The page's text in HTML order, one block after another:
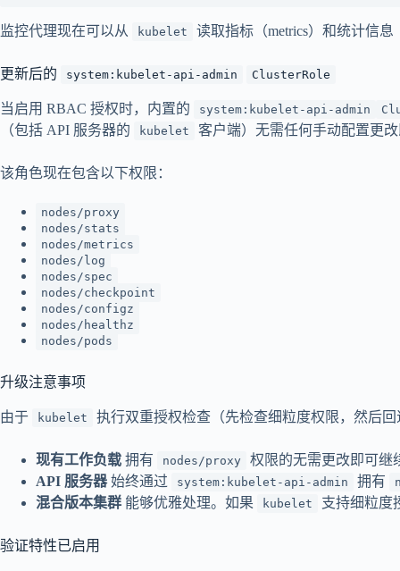
监控代理现在可以从 kubelet 读取指标（metrics）和统计信
更新后的 system:kubelet-api-admin ClusterRole
当启用 RBAC 授权时，内置的 system:kubelet-api-admin
（包括 API 服务器的 kubelet 客户端）无需任何手动配置更
该角色现在包含以下权限：
nodes/proxy
nodes/stats
nodes/metrics
nodes/log
nodes/spec
nodes/checkpoint
nodes/configz
nodes/healthz
nodes/pods
升级注意事项
由于 kubelet 执行双重授权检查（先检查细粒度权限，然后
现有工作负载 拥有 nodes/proxy
权限的无需更改即可继
API 服务器始终通过 system:kubelet-api-admin 拥有
混合版本集群 能够优雅处理。如果 kubelet 支持细粒度
验证特性已启用